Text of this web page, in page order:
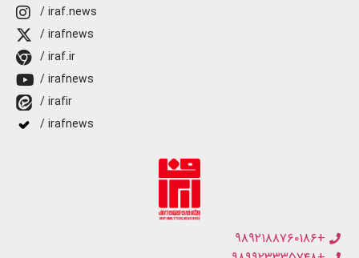
/ iraf.news
/ irafnews
/ iraf.ir
/ irafnews
/ irafir
/ irafnews
+۹۸۹۲۱۸۸۷۶۰۱۸۶